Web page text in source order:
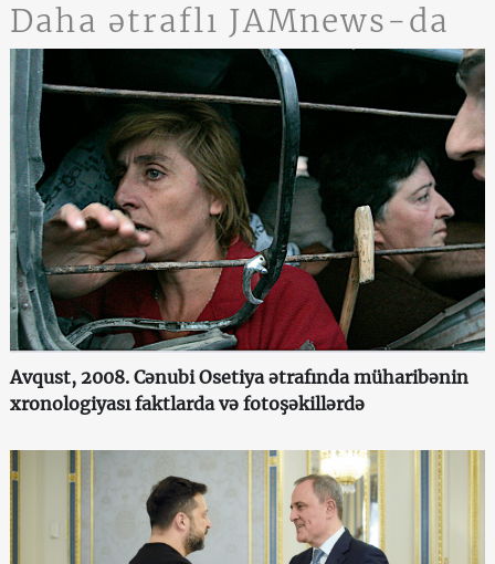
Daha ətraflı JAMnews-da
Avqust, 2008. Cənubi Osetiya ətrafında müharibənin
xronologiyası faktlarda və fotoşəkillərdə